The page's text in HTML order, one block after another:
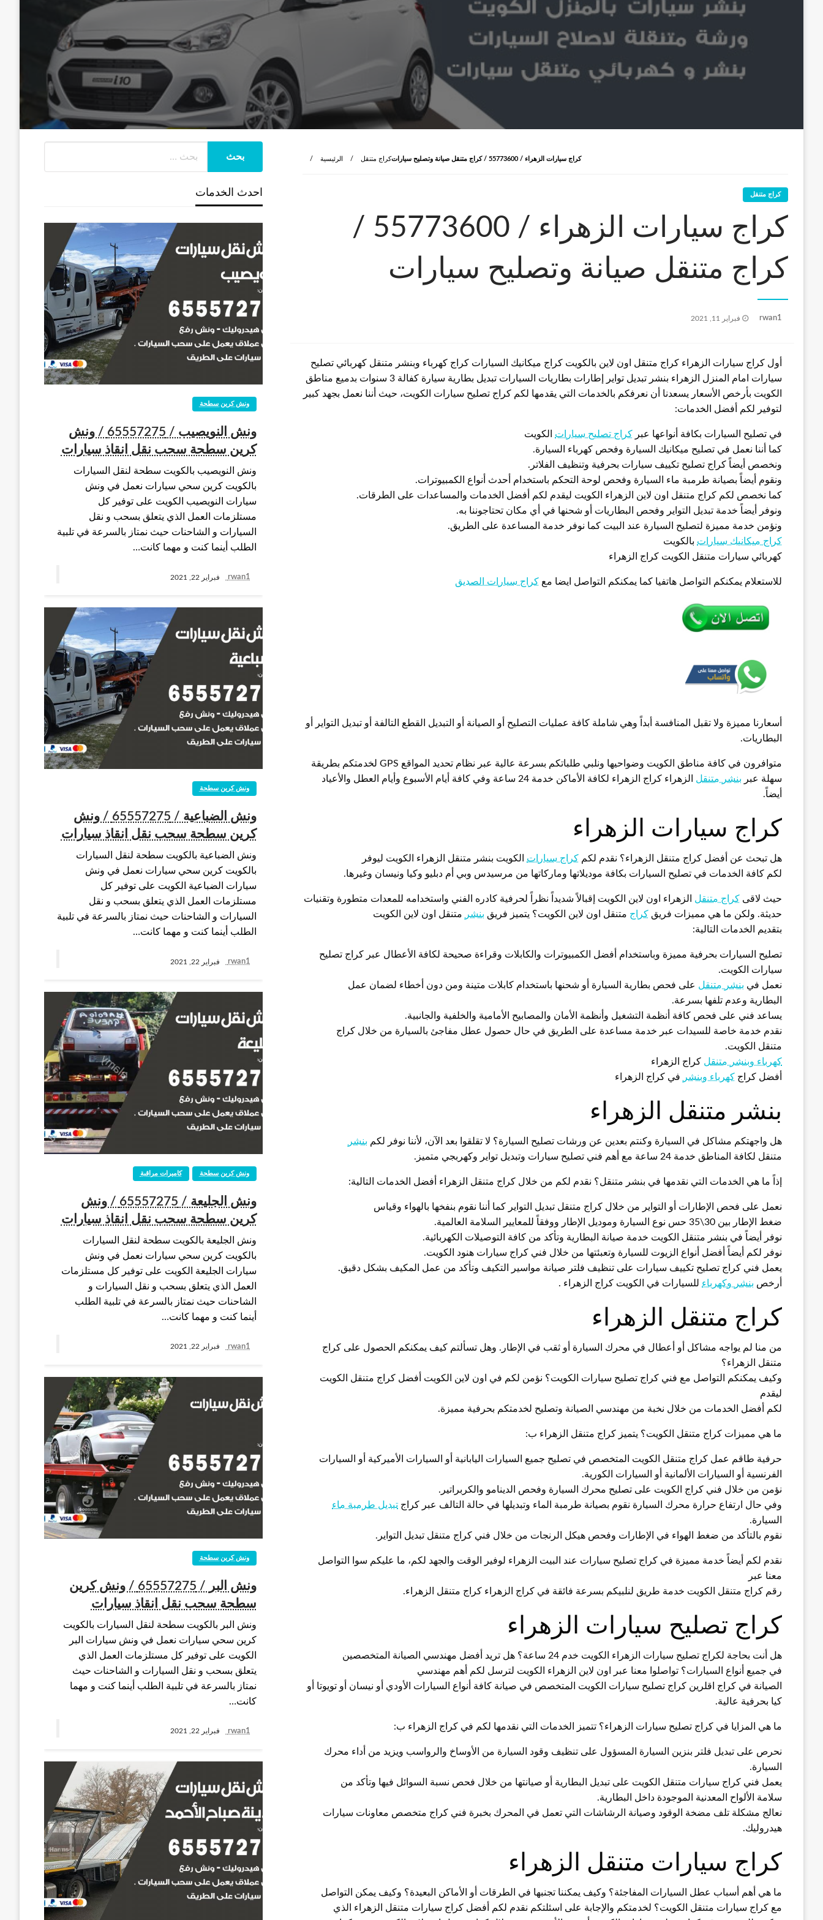
الرئيسية كراج متنقل كراج سيارات الزهراء / 55773600‬ / كراج متنقل صيانة وتصليح سيارات
كراج متنقل
كراج سيارات الزهراء / 55773600‬ /
كراج متنقل صيانة وتصليح سيارات
rwan1
نُشر
فبراير 11, 2021
أول كراج سيارات الزهراء كراج متنقل اون لاين بالكويت كراج ميكانيك السيارات كراج كهرباء وبنشر متنقل كهربائي تصليح
سيارات امام المنزل الزهراء بنشر تبديل تواير إطارات بطاريات السيارات تبديل بطارية سيارة كفالة 3 سنوات بدميع مناطق
الكويت بأرخص الأسعار يسعدنا أن نعرفكم بالخدمات التي يقدمها لكم كراج تصليح سيارات الكويت، حيث أننا نعمل بجهد كبير
لتوفير لكم أفضل الخدمات:
في تصليح السيارات بكافة أنواعها عبر كراج تصليح سيارات الكويت
كما أننا نعمل في تصليح ميكانيك السيارة وفحص كهرباء السيارة.
ونخصص أيضاً كراج تصليح تكييف سيارات بحرفية وتنظيف الفلاتر.
ونقوم أيضاً بصيانة طرمبة ماء السيارة وفحص لوحة التحكم باستخدام أحدث أنواع الكمبيوترات.
كما نخصص لكم كراج متنقل اون لاين الزهراء الكويت ليقدم لكم أفضل الخدمات والمساعدات على الطرقات.
ونوفر أيضاً خدمة تبديل التواير وفحص البطاريات أو شحنها في أي مكان تحتاجوننا به.
ونؤمن خدمة مميزة لتصليح السيارة عند البيت كما نوفر خدمة المساعدة على الطريق.
كراج ميكانيك سيارات بالكويت
كهربائي سيارات متنقل الكويت كراج الزهراء
للاستعلام يمكنكم التواصل هاتفيا كما يمكنكم التواصل ايضا مع كراج سيارات الصديق
أسعارنا مميزة ولا تقبل المنافسة أبداً وهي شاملة كافة عمليات التصليح أو الصيانة أو التبديل القطع التالفة أو تبديل التواير أو
البطاريات.
متوافرون في كافة مناطق الكويت وضواحيها ونلبي طلباتكم بسرعة عالية عبر نظام تحديد المواقع GPS لخدمتكم بطريقة
سهلة عبر بنشر متنقل
الزهراء كراج الزهراء لكافة الأماكن خدمة 24 ساعة وفي كافة أيام الأسبوع وأيام العطل والأعياد
أيضاً.
كراج سيارات الزهراء
هل تبحث عن أفضل كراج متنقل الزهراء؟ نقدم لكم كراج سيارات الكويت بنشر متنقل الزهراء الكويت ليوفر
لكم كافة الخدمات في تصليح السيارات بكافة موديلاتها وماركاتها من مرسيدس وبي أم دبليو وكيا ونيسان وغيرها.
حيث لاقى كراج متنقل الزهراء اون لاين الكويت إقبالاً شديداً نظراً لحرفية كادره الفني واستخدامه للمعدات متطورة وتقنيات
حديثة. ولكن ما هي مميزات فريق كراج متنقل اون لاين الكويت؟ يتميز فريق بنشر
متنقل اون لاين الكويت
بتقديم الخدمات التالية:
تصليح السيارات بحرفية مميزة وباستخدام أفضل الكمبيوترات والكابلات وقراءة صحيحة لكافة الأعطال عبر كراج تصليح
سيارات الكويت.
نعمل في بنشر متنقل على فحص بطارية السيارة أو شحنها باستخدام كابلات متينة ومن دون أخطاء لضمان عمل
البطارية وعدم تلفها بسرعة.
يساعد فني على فحص كافة أنظمة التشغيل وأنظمة الأمان والمصابيح الأمامية والخلفية والجانبية.
نقدم خدمة خاصة للسيدات عبر خدمة مساعدة على الطريق في حال حصول عطل مفاجئ بالسيارة من خلال كراج
متنقل الكويت.
كهرباء وبنشر متنقل كراج الزهراء
أفضل كراج كهرباء وبنشر في كراج الزهراء
بنشر متنقل الزهراء
هل واجهتكم مشاكل في السيارة وكنتم بعدين عن ورشات تصليح السيارة؟ لا تقلقوا بعد الآن، لأننا نوفر لكم بنشر
متنقل لكافة المناطق خدمة 24 ساعة مع أهم فني تصليح سيارات وتبديل تواير وكهربجي متميز.
إذاً ما هي الخدمات التي نقدمها في بنشر متنقل؟ نقدم لكم من خلال كراج متنقل الزهراء أفضل الخدمات التالية:
نعمل على فحص الإطارات أو التواير من خلال كراج متنقل تبديل التواير كما أننا نقوم بنفخها بالهواء وقياس
ضغط الإطار بين 30\35 حس نوع السيارة وموديل الإطار ووفقاً للمعايير السلامة العالمية.
نوفر أيضاً في بنشر متنقل الكويت خدمة صيانة البطارية وتأكد من كافة التوصيلات الكهربائية.
نوفر لكم أيضاً أفضل أنواع الزيوت للسيارة وتعبئتها من خلال فني كراج سيارات هنود الكويت.
يعمل فني كراج تصليح تكييف سيارات على تنظيف فلتر صيانة مواسير التكيف وتأكد من عمل المكيف بشكل دقيق.
أرخص بنشر وكهرباء للسيارات في الكويت كراج الزهراء .
كراج متنقل الزهراء
من منا لم يواجه مشاكل أو أعطال في محرك السيارة أو ثقب في الإطار. وهل تسألتم كيف يمكنكم الحصول على كراج
متنقل الزهراء؟
وكيف يمكنكم التواصل مع فني كراج تصليح سيارات الكويت؟ نؤمن لكم في اون لاين الكويت أفضل كراج متنقل الكويت
ليقدم
لكم أفضل الخدمات من خلال نخبة من مهندسي الصيانة وتصليح لخدمتكم بحرفية مميزة.
ما هي مميزات كراج متنقل الكويت؟ يتميز كراج متنقل الزهراء ب:
حرفية طاقم عمل كراج متنقل الكويت المتخصص في تصليح جميع السيارات اليابانية أو السيارات الأميركية أو السيارات
الفرنسية أو السيارات الألمانية أو السيارات الكورية.
نؤمن من خلال فني كراج الكويت على تصليح محرك السيارة وفحص الدينامو والكربراتير.
وفي حال ارتفاع حرارة محرك السيارة نقوم بصيانة طرمبة الماء وتبديلها في حالة التالف عبر كراج تبديل طرمبة ماء
السيارة.
نقوم بالتأكد من ضغط الهواء في الإطارات وفحص هيكل الرنجات من خلال فني كراج متنقل تبديل التواير.
نقدم لكم أيضاً خدمة مميزة في كراج تصليح سيارات عند البيت الزهراء لوفير الوقت والجهد لكم، ما عليكم سوا التواصل
معنا عبر
رقم كراج متنقل الكويت خدمة طريق لنلبيكم بسرعة فائقة في كراج الزهراء كراج متنقل الزهراء.
كراج تصليح سيارات الزهراء
هل أنت بحاجة لكراج تصليح سيارات الزهراء الكويت خدم 24 ساعة؟ هل تريد أفضل مهندسي الصيانة المتخصصين
في جميع أنواع السيارات؟ تواصلوا معنا عبر اون لاين الزهراء الكويت لترسل لكم أهم مهندسي
الصيانة في كراج اقلرين كراج تصليح سيارات الكويت المتخصص في صيانة كافة أنواع السيارات الأودي أو نيسان أو تويوتا أو
كيا بحرفية عالية.
ما هي المزايا في كراج تصليح سيارات الزهراء؟ تتميز الخدمات التي نقدمها لكم في كراج الزهراء ب:
نحرص على تبديل فلتر بنزين السيارة المسؤول على تنظيف وقود السيارة من الأوساخ والرواسب ويزيد من أداء محرك
السيارة.
يعمل فني كراج سيارات متنقل الكويت على تبديل البطارية أو صيانتها من خلال فحص نسبة السوائل فيها وتأكد من
سلامة الألواح المعدنية الموجودة داخل البطارية.
نعالج مشكلة تلف مضخة الوقود وصيانة الرشاشات التي تعمل في المحرك بخبرة فني كراج متخصص معاونات سيارات
هيدروليك.
كراج سيارات متنقل الزهراء
ما هي أهم أسباب عطل السيارات المفاجئة؟ وكيف يمكننا تجنبها في الطرقات أو الأماكن البعيدة؟ وكيف يمكن التواصل
مع كراج سيارات متنقل الكويت؟ لخدمتكم والإجابة على اسئلتكم نقدم لكم أفضل كراج سيارات متنقل الزهراء الذي
احدث الخدمات
ونش كرين سطحة
ونش النويصيب / 65557275 / ونش
كرين سطحة سحب نقل انقاذ سيارات
ونش النويصيب بالكويت سطحة لنقل السيارات
بالكويت كرين سحي سيارات نعمل في ونش
سيارات النويصيب الكويت على توفير كل
مستلزمات العمل الذي يتعلق بسحب و نقل
السيارات و الشاحنات حيث نمتاز بالسرعة في تلبية
الطلب أينما كنت و مهما كانت…
rwan1 فبراير 22, 2021
ونش كرين سطحة
ونش الضباعية / 65557275 / ونش
كرين سطحة سحب نقل انقاذ سيارات
ونش الضباعية بالكويت سطحة لنقل السيارات
بالكويت كرين سحي سيارات نعمل في ونش
سيارات الضباعية الكويت على توفير كل
مستلزمات العمل الذي يتعلق بسحب و نقل
السيارات و الشاحنات حيث نمتاز بالسرعة في تلبية
الطلب أينما كنت و مهما كانت…
rwan1 فبراير 22, 2021
كاميرات مراقبة ونش كرين سطحة
ونش الجليعة / 65557275 / ونش
كرين سطحة سحب نقل انقاذ سيارات
ونش الجليعة بالكويت سطحة لنقل السيارات
بالكويت كرين سحي سيارات نعمل في ونش
سيارات الجليعة الكويت على توفير كل مستلزمات
العمل الذي يتعلق بسحب و نقل السيارات و
الشاحنات حيث نمتاز بالسرعة في تلبية الطلب
أينما كنت و مهما كانت…
rwan1 فبراير 22, 2021
ونش كرين سطحة
ونش البر / 65557275 / ونش كرين
سطحة سحب نقل انقاذ سيارات
ونش البر بالكويت سطحة لنقل السيارات بالكويت
كرين سحي سيارات نعمل في ونش سيارات البر
الكويت على توفير كل مستلزمات العمل الذي
يتعلق بسحب و نقل السيارات و الشاحنات حيث
نمتاز بالسرعة في تلبية الطلب أينما كنت و مهما
كانت…
rwan1 فبراير 22, 2021